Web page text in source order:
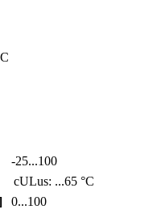
-25...100
cULus: ...65 °C
0...100